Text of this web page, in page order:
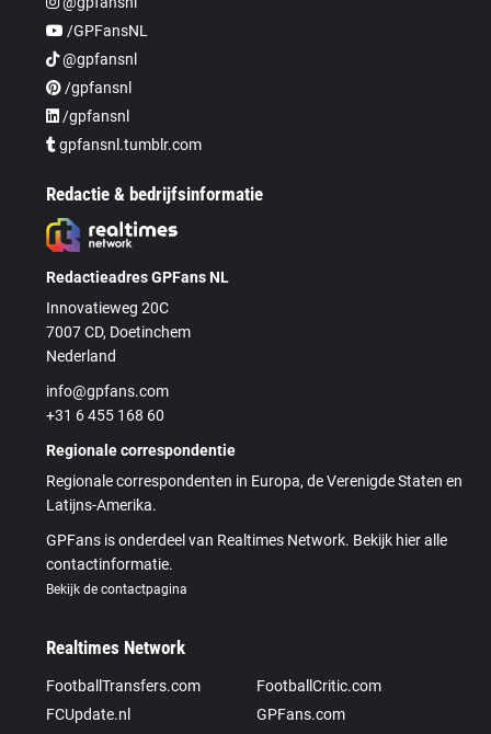
/GPFansNL
@gpfansnl
/gpfansnl
/gpfansnl
gpfansnl.tumblr.com
Redactie & bedrijfsinformatie
Redactieadres GPFans NL
Innovatieweg 20C
7007 CD, Doetinchem
Nederland
info@gpfans.com
+31 6 455 168 60
Regionale correspondentie
Regionale correspondenten in Europa, de Verenigde Staten en
Latijns-Amerika.
GPFans is onderdeel van Realtimes Network. Bekijk hier alle
contactinformatie.
Bekijk de contactpagina
Realtimes Network
FootballTransfers.com
FootballCritic.com
FCUpdate.nl
GPFans.com